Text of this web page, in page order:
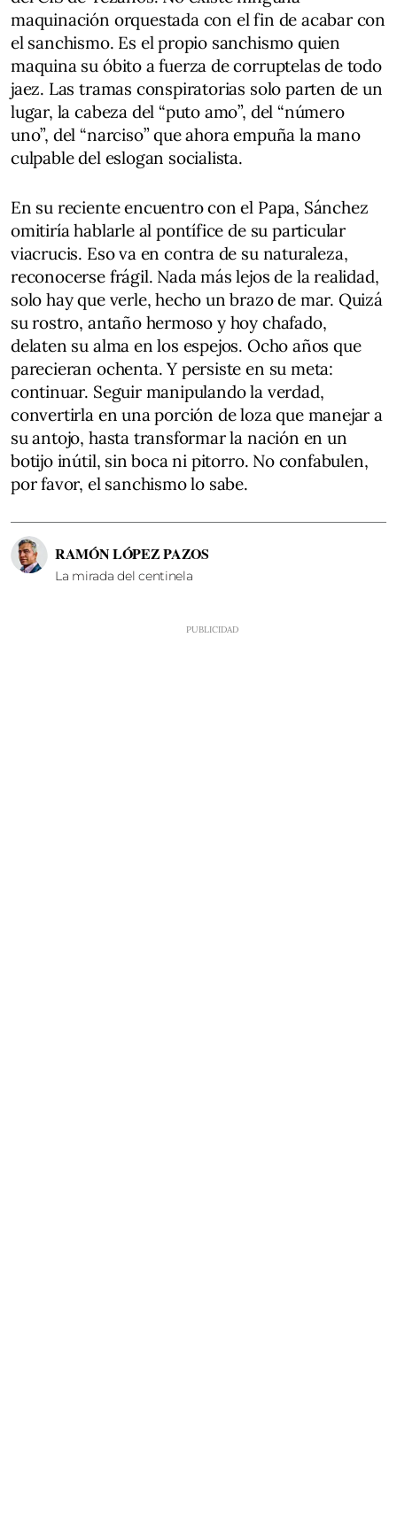
maquinación orquestada con el fin de acabar con
el sanchismo. Es el propio sanchismo quien
maquina su óbito a fuerza de corruptelas de todo
jaez. Las tramas conspiratorias solo parten de un
lugar, la cabeza del “puto amo”, del “número
uno”, del “narciso” que ahora empuña la mano
culpable del eslogan socialista.
En su reciente encuentro con el Papa, Sánchez
omitiría hablarle al pontífice de su particular
viacrucis. Eso va en contra de su naturaleza,
reconocerse frágil. Nada más lejos de la realidad,
solo hay que verle, hecho un brazo de mar. Quizá
su rostro, antaño hermoso y hoy chafado,
delaten su alma en los espejos. Ocho años que
parecieran ochenta. Y persiste en su meta:
continuar. Seguir manipulando la verdad,
convertirla en una porción de loza que manejar a
su antojo, hasta transformar la nación en un
botijo inútil, sin boca ni pitorro. No confabulen,
por favor, el sanchismo lo sabe.
RAMÓN LÓPEZ PAZOS
La mirada del centinela